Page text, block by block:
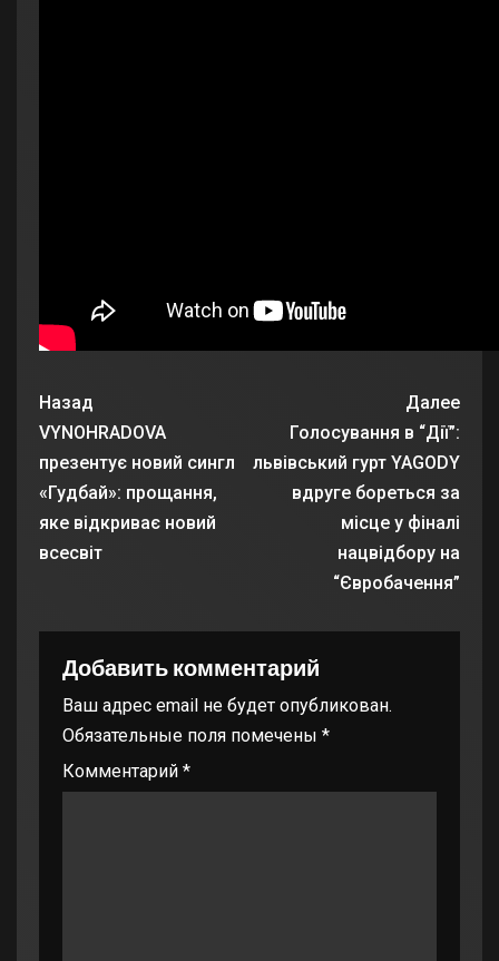
Назад
VYNOHRADOVA
презентує новий сингл
«Гудбай»: прощання,
яке відкриває новий
всесвіт
Далее
Голосування в “Дії”:
львівський гурт YAGODY
вдруге бореться за
місце у фіналі
нацвідбору на
“Євробачення”
Добавить комментарий
Ваш адрес email не будет опубликован.
Обязательные поля помечены *
Комментарий *